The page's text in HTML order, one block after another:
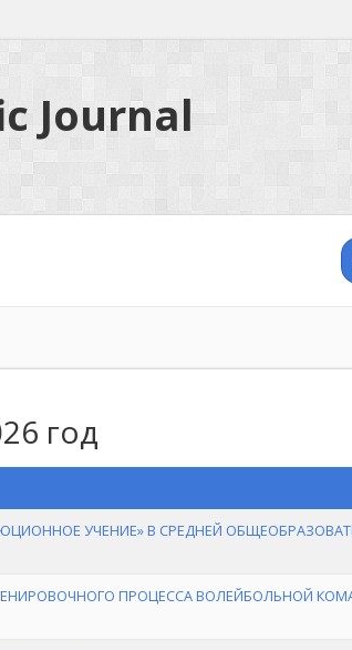
Journal
год
УЧЕНИЕ» В СРЕДНЕЙ
ПРОЦЕССА ВОЛЕЙБОЛЬНОЙ